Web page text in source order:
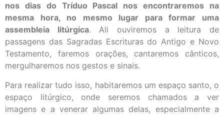
nos dias do Tríduo Pascal nos encontraremos na
mesma hora, no mesmo lugar para formar uma
assembleia litúrgica. Ali ouviremos a leitura de
passagens das Sagradas Escrituras do Antigo e Novo
Testamento, faremos orações, cantaremos cânticos,
mergulharemos nos gestos e sinais.
Para realizar tudo isso, habitaremos um espaço santo, o
espaço litúrgico, onde seremos chamados a ver
imagens e a venerar algumas delas, especialmente a